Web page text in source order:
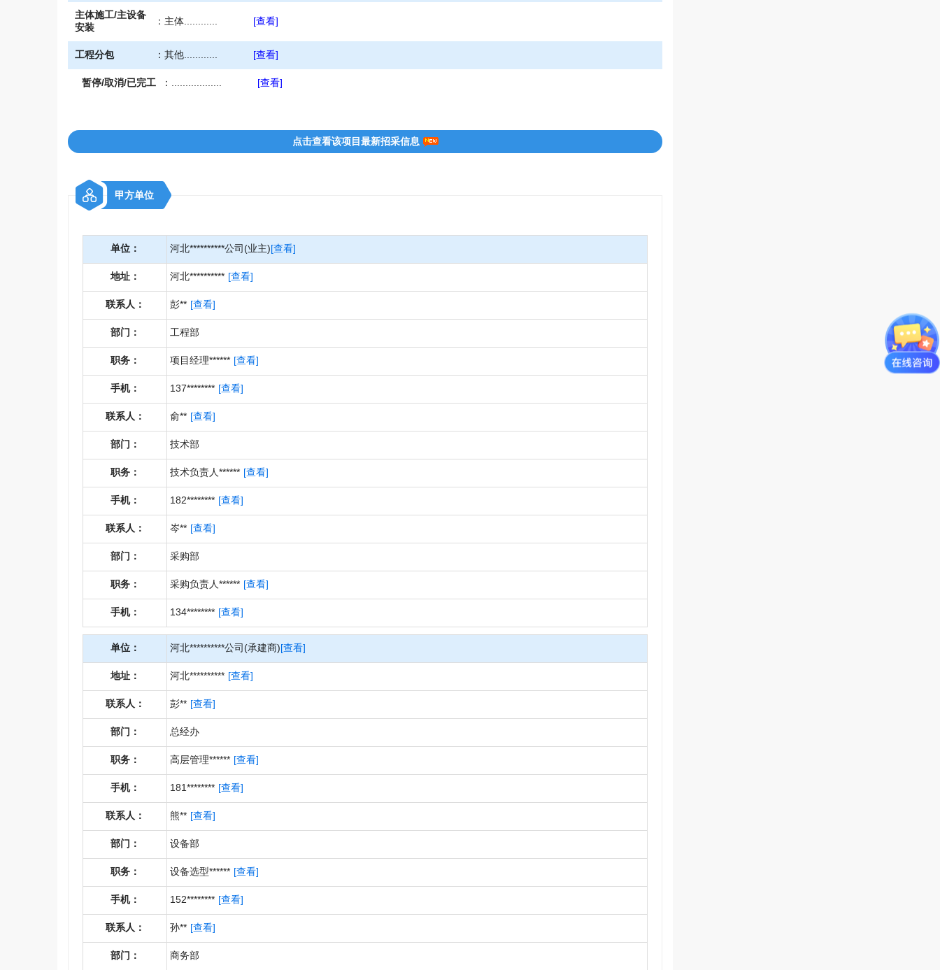
主体施工/主设备
安装
： 主体............ [查看]
工程分包 ： 其他............ [查看]
暂停/取消/已完工 ： [查看]
点击查看该项目最新招采信息
甲方单位
单位： 河北**********公司(业主)[查看]
地址： 河北********** [查看]
联系人： 彭** [查看]
部门： 工程部
职务： 项目经理****** [查看]
手机： 137******** [查看]
联系人： 俞** [查看]
部门： 技术部
职务： 技术负责人****** [查看]
手机： 182******** [查看]
联系人： 岑** [查看]
部门： 采购部
职务： 采购负责人****** [查看]
手机： 134******** [查看]
单位： 河北**********公司(承建商)[查看]
地址： 河北********** [查看]
联系人： 彭** [查看]
部门： 总经办
职务： 高层管理****** [查看]
手机： 181******** [查看]
联系人： 熊** [查看]
部门： 设备部
职务： 设备选型****** [查看]
手机： 152******** [查看]
联系人： 孙** [查看]
部门： 商务部